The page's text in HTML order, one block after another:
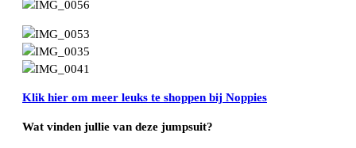
Klik hier om meer leuks te shoppen bij Noppies
Wat vinden jullie van deze jumpsuit?